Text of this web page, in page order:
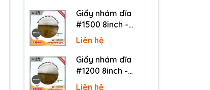
Giấy nhám dĩa
#1500 8inch -
Sankyo (Nhật) - Có
keo (PSA)
Liên hệ
Giấy nhám dĩa
#1200 8inch -
Sankyo (Nhật) - Có
Liên hệ